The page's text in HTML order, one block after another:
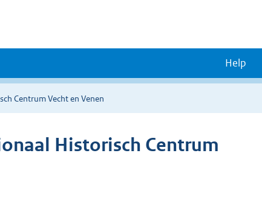
Help
Centrum Vecht en Venen
Historisch Centrum